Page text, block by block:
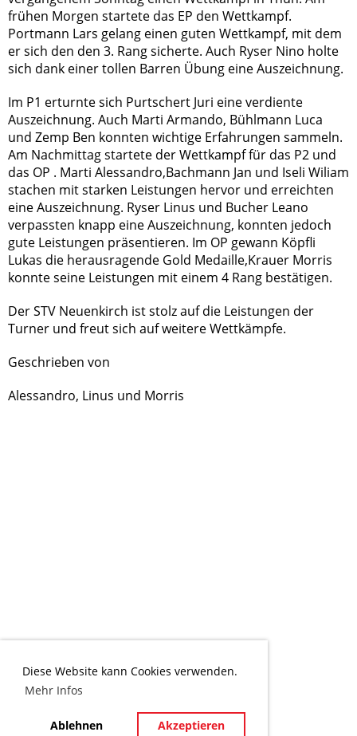
Diese Website kann Cookies verwenden.
Mehr Infos
Ablehnen Akzeptieren
frühen Morgen startete das EP den Wettkampf.
Portmann Lars gelang einen guten Wettkampf, mit dem
er sich den den 3. Rang sicherte. Auch Ryser Nino holte
sich dank einer tollen Barren Übung eine Auszeichnung.
Im P1 erturnte sich Purtschert Juri eine verdiente
Auszeichnung. Auch Marti Armando, Bühlmann Luca
und Zemp Ben konnten wichtige Erfahrungen sammeln.
Am Nachmittag startete der Wettkampf für das P2 und
das OP . Marti Alessandro,Bachmann Jan und Iseli Wiliam
stachen mit starken Leistungen hervor und erreichten
eine Auszeichnung. Ryser Linus und Bucher Leano
verpassten knapp eine Auszeichnung, konnten jedoch
gute Leistungen präsentieren. Im OP gewann Köpfli
Lukas die herausragende Gold Medaille,Krauer Morris
konnte seine Leistungen mit einem 4 Rang bestätigen.
Der STV Neuenkirch ist stolz auf die Leistungen der
Turner und freut sich auf weitere Wettkämpfe.
Geschrieben von
Alessandro, Linus und Morris